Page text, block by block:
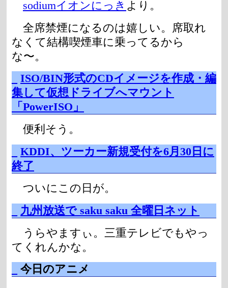
sodiumイオンにっき より。
全席禁煙になるのは嬉しい。席取れ
なくて結構喫煙車に乗ってるから
な〜。
ISO/BIN形式のCDイメージを作成・編
集して仮想ドライブへマウント
「PowerISO」
便利そう。
KDDI、ツーカー新規受付を6月30日に
終了
ついにこの日が。
九州放送で saku saku 全曜日ネット
うらやますぃ。三重テレビでもやっ
てくれんかな。
今日のアニメ